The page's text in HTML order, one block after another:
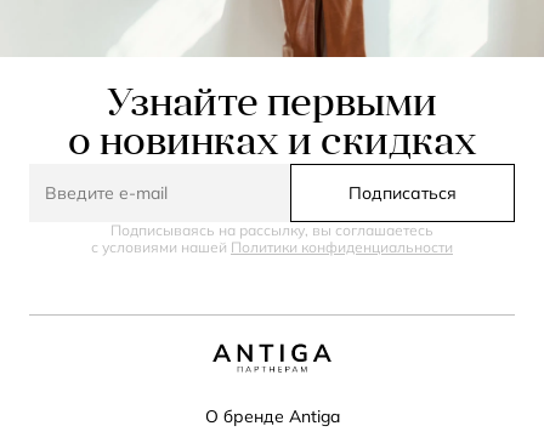
Узнайте первыми
о новинках и скидках
Подписаться
Подписываясь на рассылку, вы соглашаетесь
с условиями нашей Политики конфиденциальности
О бренде Antiga